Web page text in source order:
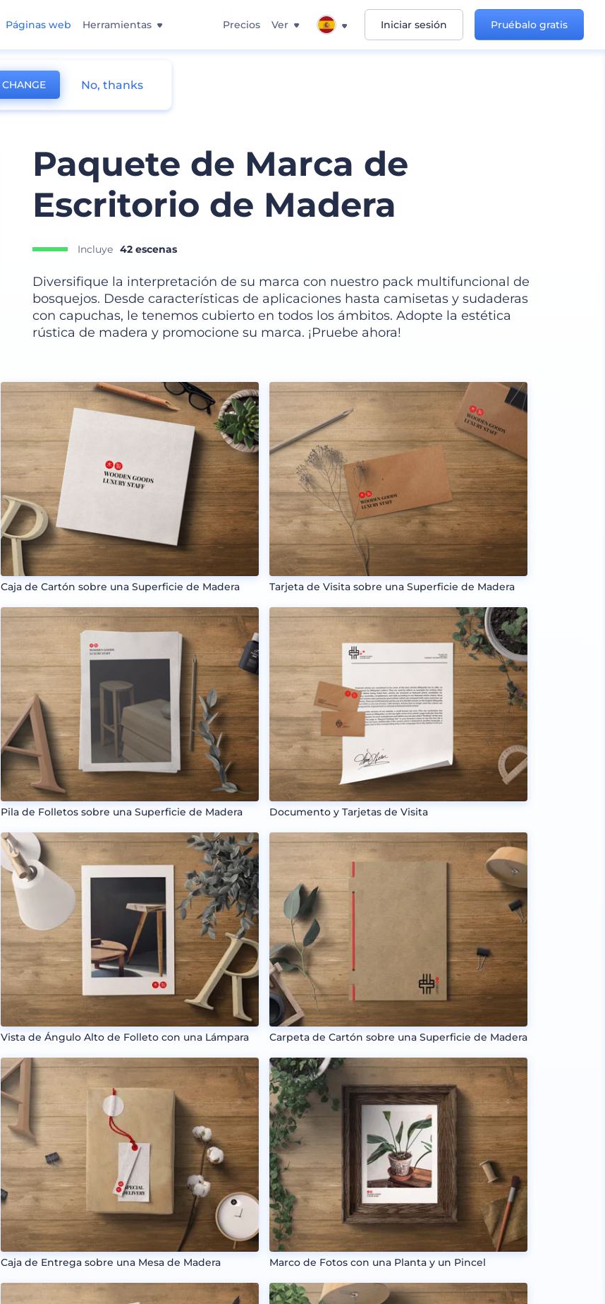
Páginas web Herramientas Precios Ver Iniciar sesión Pruébalo gratis
Paquete de Marca de
Escritorio de Madera
Incluye 42 escenas
Diversifique la interpretación de su marca con nuestro pack multifuncional de
bosquejos. Desde características de aplicaciones hasta camisetas y sudaderas
con capuchas, le tenemos cubierto en todos los ámbitos. Adopte la estética
rústica de madera y promocione su marca. ¡Pruebe ahora!
Caja de Cartón sobre una Superficie de Madera
Pila de Folletos sobre una Superficie de Madera
Vista de Ángulo Alto de Folleto con una Lámpara
Caja de Entrega sobre una Mesa de Madera
Tarjeta de Visita sobre una Superficie de Madera
Documento y Tarjetas de Visita
Carpeta de Cartón sobre una Superficie de Madera
Marco de Fotos con una Planta y un Pincel
CHANGE No, thanks